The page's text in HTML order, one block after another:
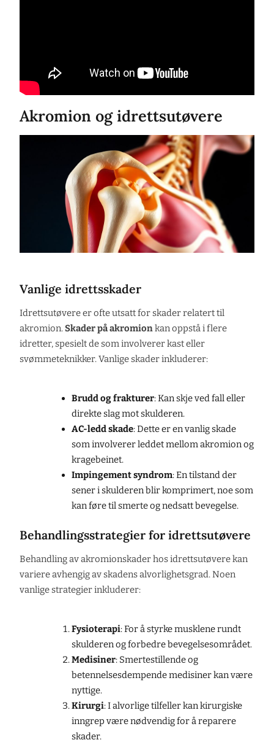
Akromion og idrettsutøvere
Vanlige idrettsskader
Idrettsutøvere er ofte utsatt for skader relatert til
akromion.Skader på akromionkan oppstå i flere
idretter, spesielt de som involverer kast eller
svømmeteknikker. Vanlige skader inkluderer:
Brudd og frakturer: Kan skje ved fall eller
direkte slag mot skulderen.
AC-ledd skade: Dette er en vanlig skade
som involverer leddet mellom akromion og
kragebeinet.
Impingement syndrom: En tilstand der
sener i skulderen blir komprimert, noe som
kan føre til smerte og nedsatt bevegelse.
Behandlingsstrategier for idrettsutøvere
Behandling av akromionskader hos idrettsutøvere kan
variere avhengig av skadens alvorlighetsgrad. Noen
vanlige strategier inkluderer:
Fysioterapi: For å styrke musklene rundt
skulderen og forbedre bevegelsesområdet.
Medisiner: Smertestillende og
betennelsesdempende medisiner kan være
nyttige.
Kirurgi: I alvorlige tilfeller kan kirurgiske
inngrep være nødvendig for å reparere
skader.